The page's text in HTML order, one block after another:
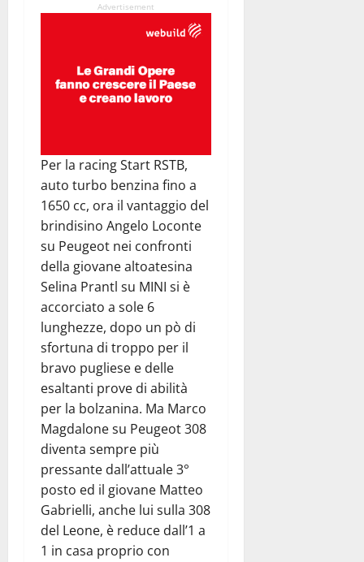
Advertisement
Per la racing Start RSTB,
auto turbo benzina fino a
1650 cc, ora il vantaggio del
brindisino Angelo Loconte
su Peugeot nei confronti
della giovane altoatesina
Selina Prantl su MINI si è
accorciato a sole 6
lunghezze, dopo un pò di
sfortuna di troppo per il
bravo pugliese e delle
esaltanti prove di abilità
per la bolzanina. Ma Marco
Magdalone su Peugeot 308
diventa sempre più
pressante dall’attuale 3°
posto ed il giovane Matteo
Gabrielli, anche lui sulla 308
del Leone, è reduce dall’1 a
1 in casa proprio con